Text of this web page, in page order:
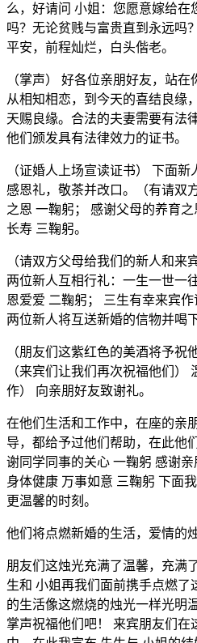
么，好请问 小姐：您愿意嫁给在
吗？无论贫贱与富贵直到永远吗
平安，前程灿烂，白头偕老。
（掌声） 好各位亲朋好友，站在
从相知相恋，到今天的喜结良缘
天赐良缘。合法的夫妻需要有法
他们颁发具有法律效力的证书。
（证婚人上场宣读证书） 下面
感恩礼，敬茶并改口。（有请双
之恩 一鞠躬； 感谢父母的养育
长寿 三鞠躬。
（请双方父母给我们的新人和来
两位新人互相行礼：一生一世一
恩爱爱 二鞠躬； 三生有幸来宾
两位新人将互送新婚的信物并喝
（朋友们这紫红色的美酒将予祝
（来宾们让我们再次祝福他们）
作） 向亲朋好友致谢礼。
在他们生活和工作中，在座的亲
导，都给予过他们帮助，在此他
谢同学同事的关心 一鞠躬 感谢
身体健康 万事如意 三鞠躬 下面
更温馨的时刻。
他们将点燃新婚的生活，爱情的
朋友们这烛光充满了温馨，充满
生和 小姐再我们面前携手点燃了
的生活像这燃烧的烛光一样光明
掌声祝福他们吧！ 来宾朋友们在